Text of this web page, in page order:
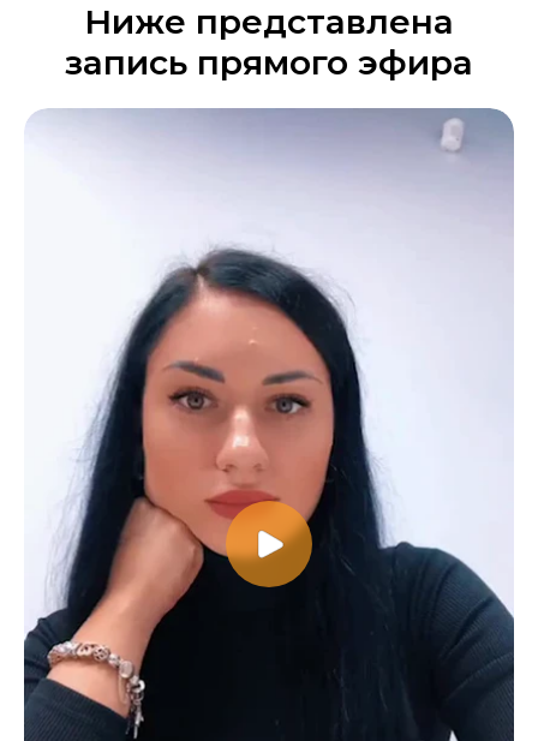
Ниже представлена
запись прямого эфира